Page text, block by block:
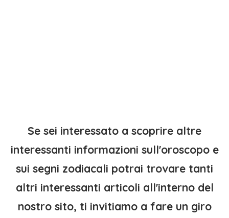
Se sei interessato a scoprire altre
interessanti informazioni sull'oroscopo e
sui segni zodiacali potrai trovare tanti
altri interessanti articoli all'interno del
nostro sito, ti invitiamo a fare un giro